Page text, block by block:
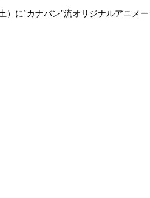
）に“カナバン”流オリジナルアニ